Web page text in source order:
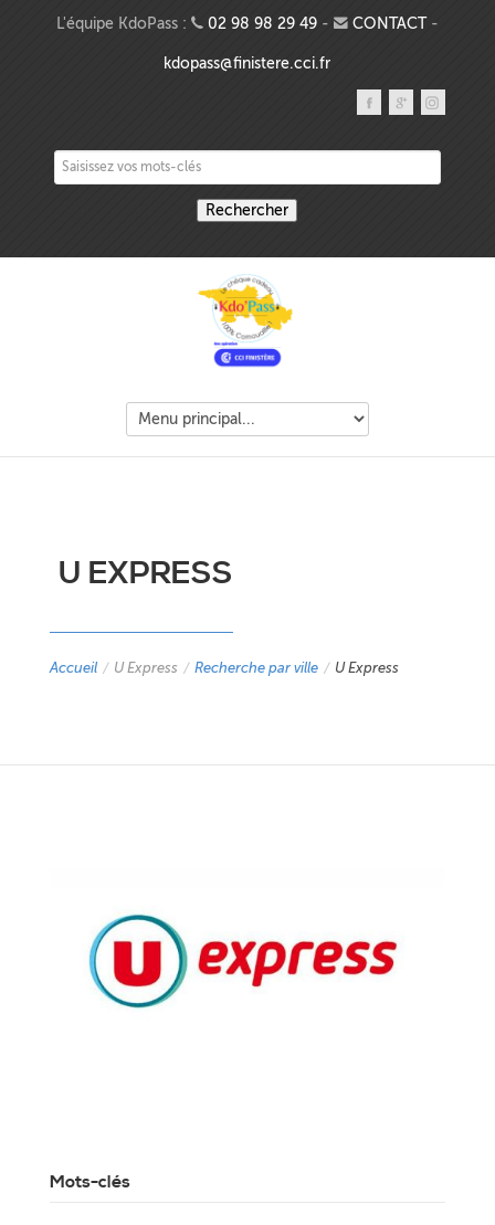
Aller au contenu principal
L'équipe KdoPass : 02 98 98 29 49- CONTACT-
kdopass@finistere.cci.fr
Saisissez vos mots-clés
U EXPRESS
Accueil / U Express / Recherche par ville / U Express
Mots-clés